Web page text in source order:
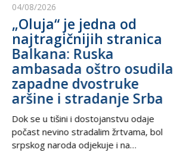
04/08/2026
„Oluja“ je jedna od
najtragičnijih stranica
Balkana: Ruska
ambasada oštro osudila
zapadne dvostruke
aršine i stradanje Srba
Dok se u tišini i dostojanstvu odaje
počast nevino stradalim žrtvama, bol
srpskog naroda odjekuje i na